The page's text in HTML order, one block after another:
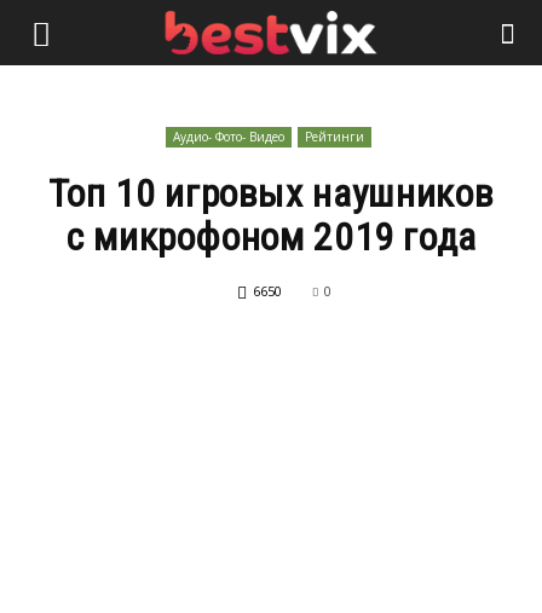
Аудио- Фото- Видео Рейтинги
Топ 10 игровых наушников
с микрофоном 2019 года
6650 0